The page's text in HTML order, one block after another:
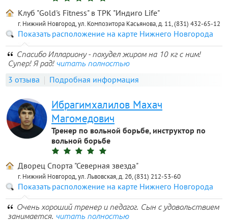
Клуб "Gold's Fitness" в ТРК "Индиго Life"
г. Нижний Новгород, ул. Композитора Касьянова, д. 11, (831) 432-65-12
Показать расположение на карте Нижнего Новгорода
Спасибо Иллариону - похудел жиром на 10 кг с ним!
Супер! Я рад! читать полностью
3 отзыва Подробная информация
Ибрагимхалилов Махач
Магомедович
Тренер по вольной борьбе, инструктор по
вольной борьбе
Дворец Спорта "Северная звезда"
г. Нижний Новгород, ул. Львовская, д. 2б, (831) 212-53-60
Показать расположение на карте Нижнего Новгорода
Очень хороший тренер и педагог. Сын с удовольствием
занимается. читать полностью